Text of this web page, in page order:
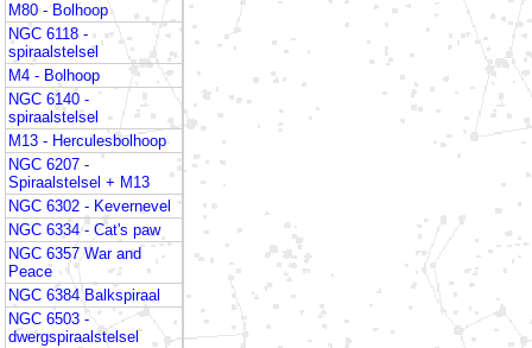
M80 - Bolhoop
NGC 6118 -
spiraalstelsel
M4 - Bolhoop
NGC 6140 -
spiraalstelsel
M13 - Herculesbolhoop
NGC 6207 -
Spiraalstelsel + M13
NGC 6302 - Kevernevel
NGC 6334 - Cat's paw
NGC 6357 War and
Peace
NGC 6384 Balkspiraal
NGC 6503 -
dwergspiraalstelsel